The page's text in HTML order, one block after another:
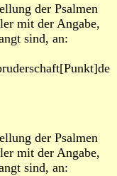
der Psalmen
mit der Angabe,
sind, an:
der Psalmen
mit der Angabe,
sind, an: